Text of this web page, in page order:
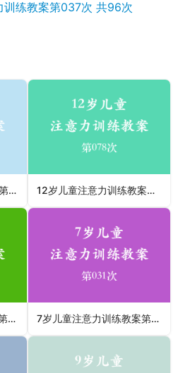
训练教案第037次 共96次
8岁儿童注意力训练教案第058次 共96次 12岁儿童注意力训练教案第078次 共96次
7岁儿童注意力训练教案第043次 共96次 7岁儿童注意力训练教案第031次 共96次